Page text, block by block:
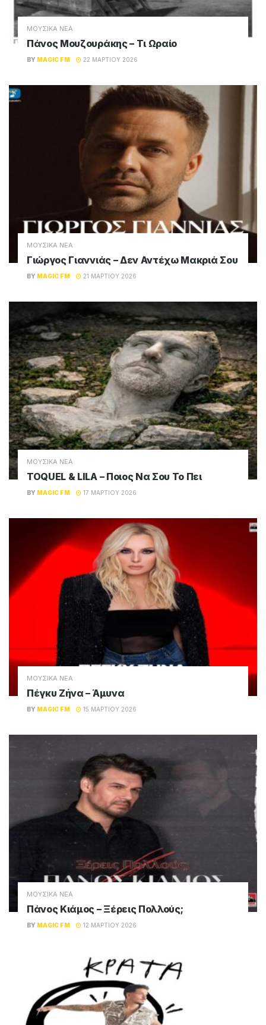
ΜΟΥΣΙΚΑ ΝΕΑ
Πάνος Μουζουράκης – Τι Ωραίο
BY MAGIC FM 22 ΜΑΡΤΊΟΥ 2026
ΜΟΥΣΙΚΑ ΝΕΑ
Γιώργος Γιαννιάς – Δεν Αντέχω Μακριά Σου
BY MAGIC FM 21 ΜΑΡΤΊΟΥ 2026
ΜΟΥΣΙΚΑ ΝΕΑ
TOQUEL & LILA – Ποιος Να Σου Το Πει
BY MAGIC FM 17 ΜΑΡΤΊΟΥ 2026
ΜΟΥΣΙΚΑ ΝΕΑ
Πέγκυ Ζήνα – Άμυνα
BY MAGIC FM 15 ΜΑΡΤΊΟΥ 2026
ΜΟΥΣΙΚΑ ΝΕΑ
Πάνος Κιάμος – Ξέρεις Πολλούς;
BY MAGIC FM 12 ΜΑΡΤΊΟΥ 2026